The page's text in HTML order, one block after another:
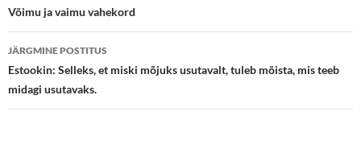
töölaud
Võimu ja vaimu vahekord
JÄRGMINE POSTITUS
Estookin: Selleks, et miski mõjuks usutavalt, tuleb mõista, mis teeb
midagi usutavaks.